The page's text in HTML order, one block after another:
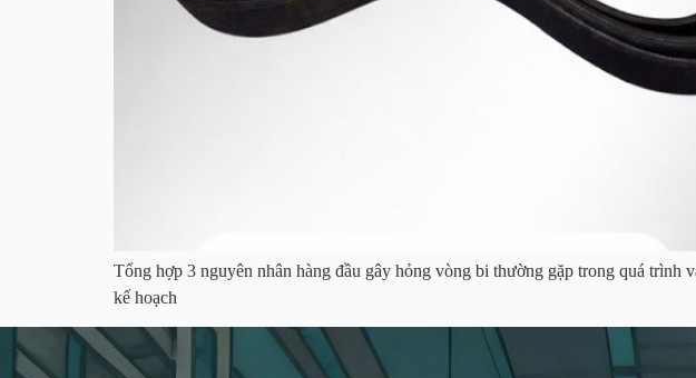
Tổng hợp 3 nguyên nhân hàng đầu gây hỏng vòng bi thường gặp trong quá
kế hoạch